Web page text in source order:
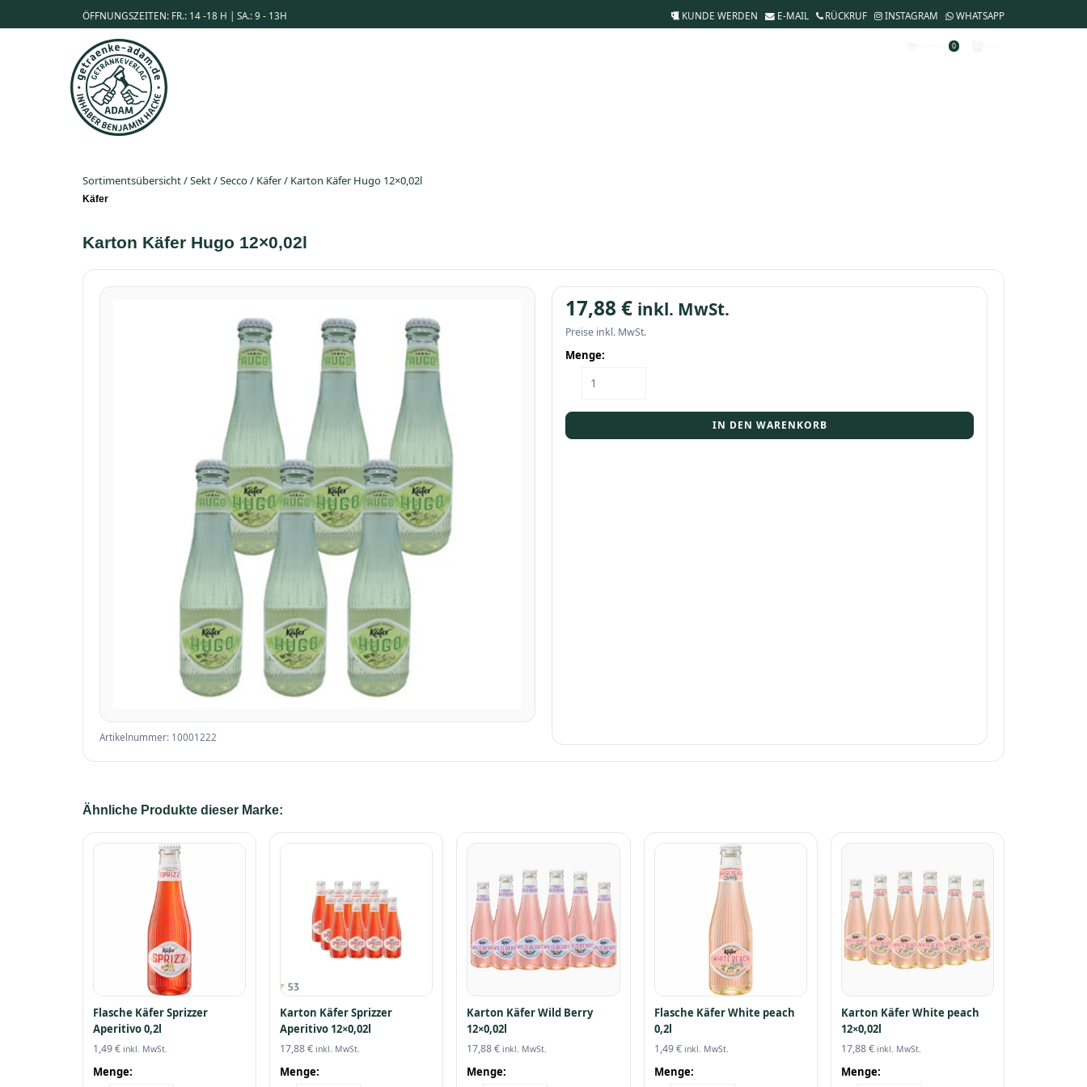
ÖFFNUNGSZEITEN: FR.: 14 -18 H | SA.: 9 - 13H KUNDE WERDEN E-MAIL RÜCKRUF INSTAGRAM WHATSAPP
0
Sortimentsübersicht/Sekt / Secco/ Käfer/ Karton Käfer Hugo 12×0,02l
Käfer
Karton Käfer Hugo 12×0,02l
Artikelnummer: 10001222
17,88 € inkl. MwSt.
Preise inkl. MwSt.
Menge:
Karton
Käfer
Menge
IN DEN WARENKORB
Ähnliche Produkte dieser Marke:
Flasche Käfer Sprizzer
Aperitivo 0,2l
1,49€ inkl. MwSt.
Menge:
Karton Käfer Sprizzer
Aperitivo 12×0,02l
17,88€ inkl. MwSt.
Menge:
Karton Käfer Wild Berry
12×0,02l
17,88€ inkl. MwSt.
Menge:
Flasche Käfer White peach
0,2l
1,49€ inkl. MwSt.
Menge:
Karton Käfer White peach
12×0,02l
17,88€ inkl. MwSt.
Menge: